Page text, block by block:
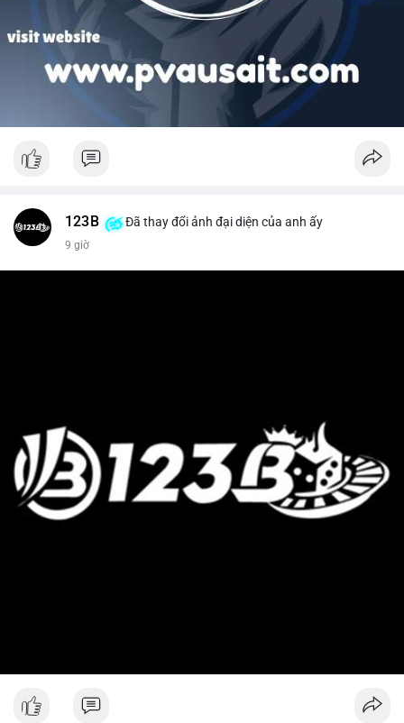
123B Đã thay đổi ảnh đại diện của anh ấy
9 giờ